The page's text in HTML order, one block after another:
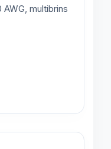
AWG, multibrins